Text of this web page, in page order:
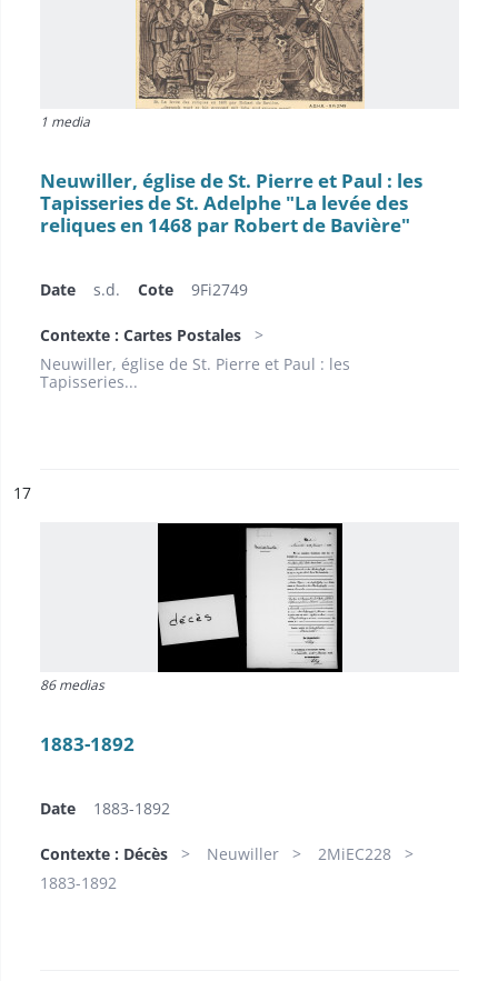
1 media
Neuwiller, église de St. Pierre et Paul : les
Tapisseries de St. Adelphe "La levée des
reliques en 1468 par Robert de Bavière"
Date s.d. Cote 9Fi2749
Contexte : Cartes Postales
Neuwiller, église de St. Pierre et Paul : les
Tapisseries...
n°
17
86 medias
1883-1892
Date 1883-1892
Contexte : Décès Neuwiller
2MiEC228
1883-1892